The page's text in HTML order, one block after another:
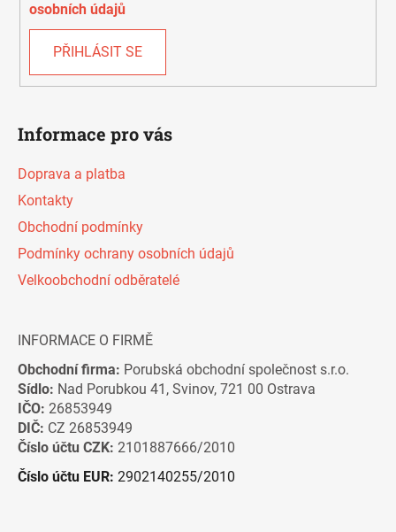
osobních údajů
PŘIHLÁSIT SE
Informace pro vás
Doprava a platba
Kontakty
Obchodní podmínky
Podmínky ochrany osobních údajů
Velkoobchodní odběratelé
INFORMACE O FIRMĚ
Obchodní firma: Porubská obchodní společnost s.r.o.
Sídlo: Nad Porubkou 41, Svinov, 721 00 Ostrava
IČO: 26853949
DIČ: CZ 26853949
Číslo účtu CZK: 2101887666/2010
Číslo účtu EUR: 2902140255/2010